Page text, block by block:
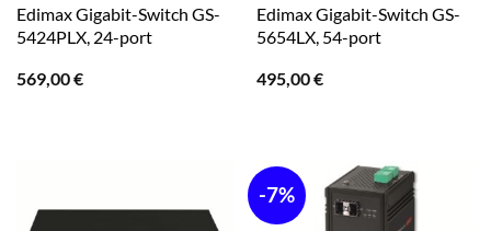
Edimax Gigabit-Switch GS-
5424PLX, 24-port
569,00€
Edimax Gigabit-Switch GS-
5654LX, 54-port
495,00€
-7%